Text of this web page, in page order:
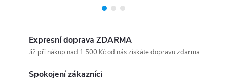
Expresní doprava ZDARMA
Již při nákup nad 1 500 Kč od nás získáte dopravu zdarma.
Spokojení zákazníci